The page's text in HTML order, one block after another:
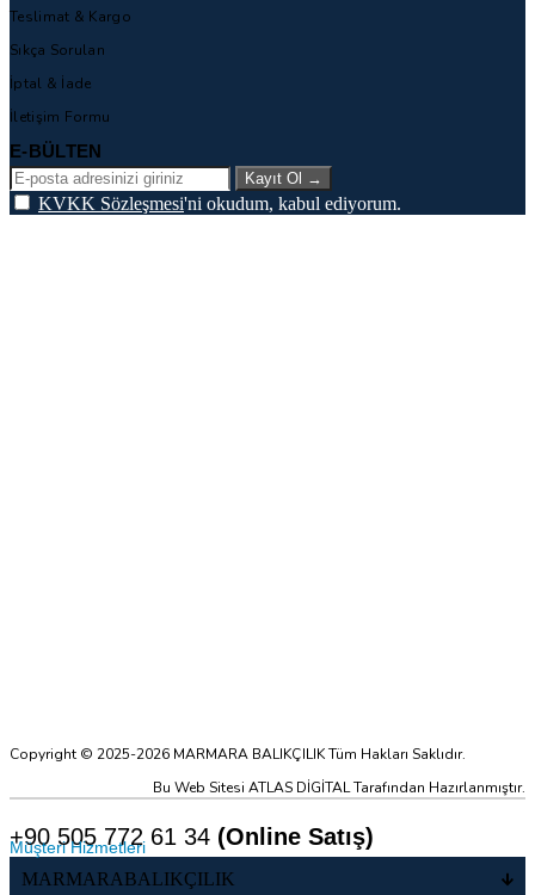
Teslimat & Kargo
Sıkça Sorulan
İptal & İade
İletişim Formu
E-BÜLTEN
Kayıt Ol →
KVKK Sözleşmesi'ni okudum, kabul ediyorum.
Copyright © 2025-2026 MARMARA BALIKÇILIK Tüm Hakları Saklıdır.
Bu Web Sitesi ATLAS DİGİTAL Tarafından Hazırlanmıştır.
+90 505 772 61 34 (Online Satış)
Müşteri Hizmetleri
MARMARABALIKÇILIK